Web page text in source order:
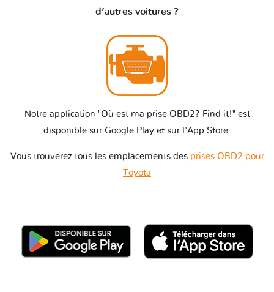
d’autres voitures ?
Notre application "Où est ma prise OBD2? Find it!" est
disponible sur Google Play et sur l'App Store.
Vous trouverez tous les emplacements des prises OBD2 pour
Toyota